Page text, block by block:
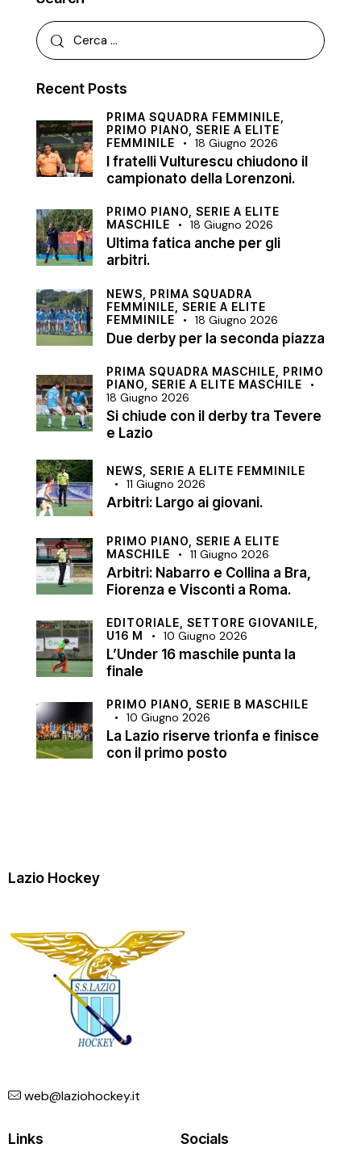
Recent Posts
PRIMA SQUADRA FEMMINILE,
PRIMO PIANO, SERIE A ELITE
FEMMINILE
18 Giugno 2026
I fratelli Vulturescu chiudono il
campionato della Lorenzoni.
PRIMO PIANO, SERIE A ELITE
MASCHILE
18 Giugno 2026
Ultima fatica anche per gli
arbitri.
NEWS, PRIMA SQUADRA
FEMMINILE, SERIE A ELITE
FEMMINILE
18 Giugno 2026
Due derby per la seconda piazza
PRIMA SQUADRA MASCHILE, PRIMO
PIANO, SERIE A ELITE MASCHILE
18 Giugno 2026
Si chiude con il derby tra Tevere
e Lazio
NEWS, SERIE A ELITE FEMMINILE
11 Giugno 2026
Arbitri: Largo ai giovani.
PRIMO PIANO, SERIE A ELITE
MASCHILE
11 Giugno 2026
Arbitri: Nabarro e Collina a Bra,
Fiorenza e Visconti a Roma.
EDITORIALE, SETTORE GIOVANILE,
U16 M
10 Giugno 2026
L’Under 16 maschile punta la
finale
PRIMO PIANO, SERIE B MASCHILE
10 Giugno 2026
La Lazio riserve trionfa e finisce
con il primo posto
Lazio Hockey
web@laziohockey.it
Links
Socials